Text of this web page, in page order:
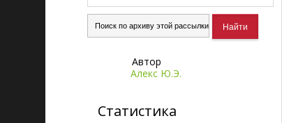
Автор
Алекс Ю.Э.
Статистика